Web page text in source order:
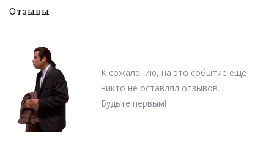
Отзывы
К сожалению, на это событие ещё
никто не оставлял отзывов.
Будьте первым!